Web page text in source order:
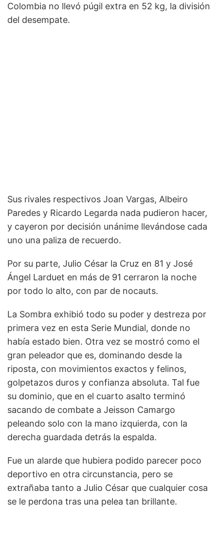
Colombia no llevó púgil extra en 52 kg, la división
del desempate.
Sus rivales respectivos Joan Vargas, Albeiro
Paredes y Ricardo Legarda nada pudieron hacer,
y cayeron por decisión unánime llevándose cada
uno una paliza de recuerdo.
Por su parte, Julio César la Cruz en 81 y José
Ángel Larduet en más de 91 cerraron la noche
por todo lo alto, con par de nocauts.
La Sombra exhibió todo su poder y destreza por
primera vez en esta Serie Mundial, donde no
había estado bien. Otra vez se mostró como el
gran peleador que es, dominando desde la
riposta, con movimientos exactos y felinos,
golpetazos duros y confianza absoluta. Tal fue
su dominio, que en el cuarto asalto terminó
sacando de combate a Jeisson Camargo
peleando solo con la mano izquierda, con la
derecha guardada detrás la espalda.
Fue un alarde que hubiera podido parecer poco
deportivo en otra circunstancia, pero se
extrañaba tanto a Julio César que cualquier cosa
se le perdona tras una pelea tan brillante.